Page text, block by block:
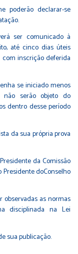
poderão declarar-se
ser comunicado à
até cinco dias úteis
inscrição deferida
se iniciado menos
serão objeto do
dentro desse período
da sua própria prova
da Comissão
Presidente doConselho
observadas as normas
disciplinada na Lei
sua publicação.